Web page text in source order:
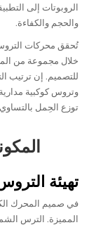
الروبوتات إلى
والحجم والكفاءة.
تُحقق محركات التروس
خلال مجموعة من
للتصميم. إن ترتيب
وتروس كوكبية
توزع الحِمل
تهيئة
في صميم المحرك
المميزة. الترس